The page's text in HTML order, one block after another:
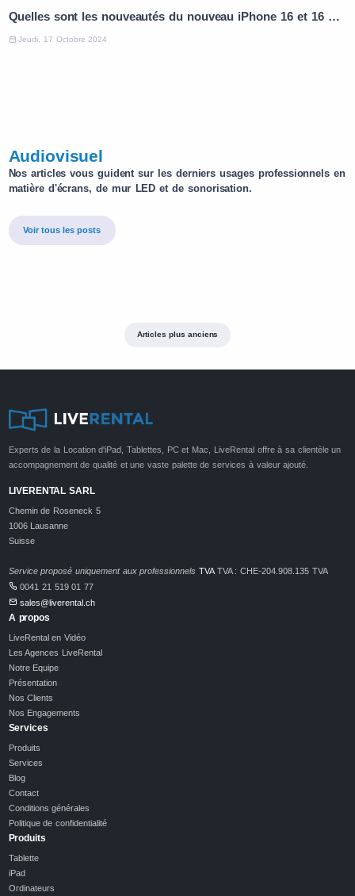
Quelles sont les nouveautés du nouveau iPhone 16 et 16 Pro ?
Jeudi, 17 Octobre 2024
Audiovisuel
Nos articles vous guident sur les derniers usages professionnels en
matière d'écrans, de mur LED et de sonorisation.
Voir tous les posts
Articles plus anciens
Experts de la Location d'iPad, Tablettes, PC et Mac, LiveRental offre à sa clientèle un
accompagnement de qualité et une vaste palette de services à valeur ajouté.
LIVERENTAL SARL
Chemin de Roseneck 5
1006 Lausanne
Suisse
Service proposé uniquement aux professionnels TVATVA : CHE-204.908.135 TVA
0041 21 519 01 77
sales@liverental.ch
A propos
LiveRental en Vidéo
Les Agences LiveRental
Notre Equipe
Présentation
Nos Clients
Nos Engagements
Services
Produits
Services
Blog
Contact
Conditions générales
Politique de confidentialité
Produits
Tablette
iPad
Ordinateurs